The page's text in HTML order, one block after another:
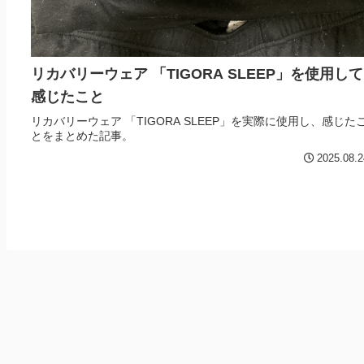
リカバリーウェア 「TIGORA SLEEP」を使用して
感じたこと
リカバリーウェア 「TIGORA SLEEP」を実際に使用し、感じた
とをまとめた記事。